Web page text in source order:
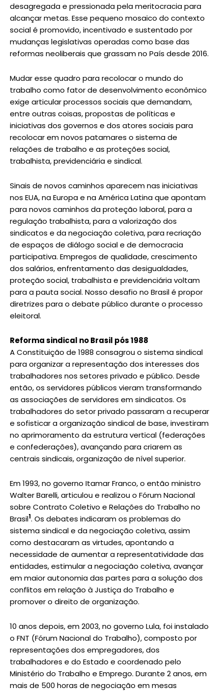
desagregada e pressionada pela meritocracia para
alcançar metas. Esse pequeno mosaico do contexto
social é promovido, incentivado e sustentado por
mudanças legislativas operadas como base das
reformas neoliberais que grassam no País desde 2016.
Mudar esse quadro para recolocar o mundo do
trabalho como fator de desenvolvimento econômico
exige articular processos sociais que demandam,
entre outras coisas, propostas de políticas e
iniciativas dos governos e dos atores sociais para
recolocar em novos patamares o sistema de
relações de trabalho e as proteções social,
trabalhista, previdenciária e sindical.
Sinais de novos caminhos aparecem nas iniciativas
nos EUA, na Europa e na América Latina que apontam
para novos caminhos da proteção laboral, para a
regulação trabalhista, para a valorização dos
sindicatos e da negociação coletiva, para recriação
de espaços de diálogo social e de democracia
participativa. Empregos de qualidade, crescimento
dos salários, enfrentamento das desigualdades,
proteção social, trabalhista e previdenciária voltam
para a pauta social. Nosso desafio no Brasil é propor
diretrizes para o debate público durante o processo
eleitoral.
Reforma sindical no Brasil pós 1988
A Constituição de 1988 consagrou o sistema sindical
para organizar a representação dos interesses dos
trabalhadores nos setores privado e público. Desde
então, os servidores públicos vieram transformando
as associações de servidores em sindicatos. Os
trabalhadores do setor privado passaram a recuperar
e sofisticar a organização sindical de base, investiram
no aprimoramento da estrutura vertical (federações
e confederações), avançando para criarem as
centrais sindicais, organização de nível superior.
Em 1993, no governo Itamar Franco, o então ministro
Walter Barelli, articulou e realizou o Fórum Nacional
sobre Contrato Coletivo e Relações do Trabalho no
Brasil1. Os debates indicaram os problemas do
sistema sindical e da negociação coletiva, assim
como destacaram as virtudes, apontando a
necessidade de aumentar a representatividade das
entidades, estimular a negociação coletiva, avançar
em maior autonomia das partes para a solução dos
conflitos em relação à Justiça do Trabalho e
promover o direito de organização.
10 anos depois, em 2003, no governo Lula, foi instalado
o FNT (Fórum Nacional do Trabalho), composto por
representações dos empregadores, dos
trabalhadores e do Estado e coordenado pelo
Ministério do Trabalho e Emprego. Durante 2 anos, em
mais de 500 horas de negociação em mesas